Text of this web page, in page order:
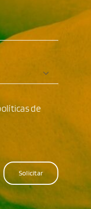
de
Solicitar